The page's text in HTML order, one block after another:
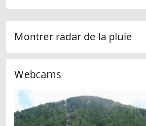
Montrer radar de la pluie
Webcams